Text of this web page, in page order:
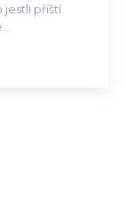
jestli příští